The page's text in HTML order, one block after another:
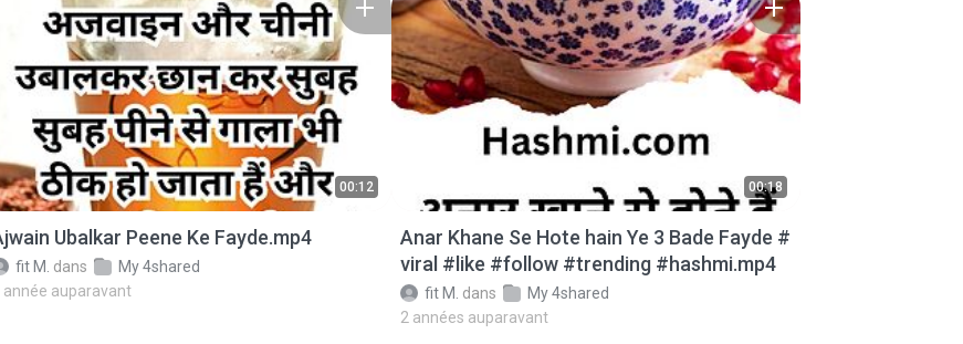
00:12
Ubalkar Peene Ke Fayde.mp4
fit M. dans
My 4shared
année auparavant
00:18
Anar Khane Se Hote hain Ye 3 Bade Fayde #
viral #like #follow #trending #hashmi.mp4
fit M. dans
My 4shared
2 années auparavant